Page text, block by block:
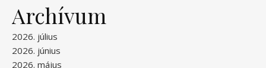
Archívum
2026. július
2026. június
2026. május